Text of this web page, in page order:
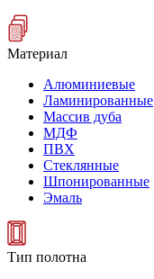
Материал
Алюминиевые
Ламинированные
Массив дуба
МДФ
ПВХ
Стеклянные
Шпонированные
Эмаль
Тип полотна